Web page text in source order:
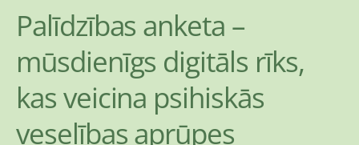
Palīdzības anketa –
mūsdienīgs digitāls rīks,
kas veicina psihiskās
veselības aprūpes